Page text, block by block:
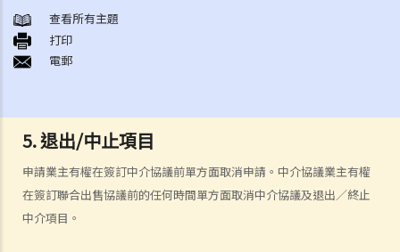
5. 退出/中止項目
申請業主有權在簽訂中介協議前單方面取消申請。中介協議業主有權
在簽訂聯合出售協議前的任何時間單方面取消中介協議及退出／終止
中介項目。
市區重建局
A. 市區重建局主導的重建項目
B. 公布重建項目及重建計劃
E. 凍結人口調查
1. 中介服務
2. 申請資格
查看所有主題
打印
電郵